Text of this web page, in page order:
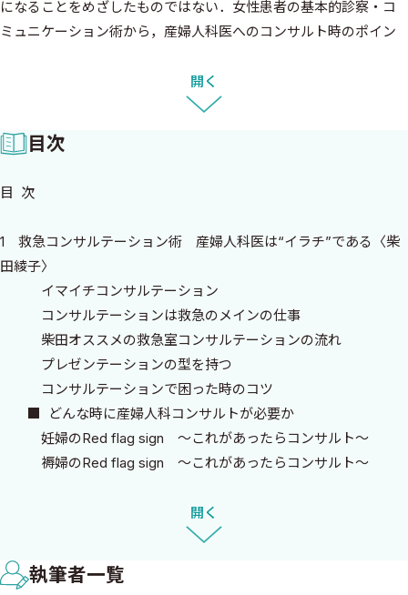
になることをめざしたものではない．女性患者の基本的診察・コ
ミュニケーション術から，産婦人科医へのコンサルト時のポイン
ど，女性患者の診察に関わる姿勢が網羅されている．救急外来の
場だけをやりすごすのでなく，その患者さんの今後の健康を広く
長いスパンで見据えた診療を行うという「女性を診る医師」とし
て重要な目標に向かう道筋を示すという方針が通底している．真
ある．「救急の本なのに，なんでここまで書いてあるの？」という
い．「女性を診る医師」は産婦人科に限らない．プライマリ・ケ
ア医，総合診療医，内科医，一般開業医，また女性ケアに携わる
他の職種も，本書に網羅される視点を持つことで女性患者さんに
大きなメリットをもたらすことができるだろう．
著者の柴田綾子氏，水谷佳敬氏は，今後日本の女性診療をグレー
ドアップしていく気鋭の若手医師である．各章で柴田氏は「産婦
人科医から」，水谷氏は「プライマリ・ケア医から」としてそれ
ぞれアドバイスを述べているが，二人とも産婦人科とプライマリ・
ケアのつなぎ役として双方に関して学び研鑽している．「教える
ことは学ぶこと」のとおり，自己研鑽が教育・発信への熱意とな
気さくな指導医と一緒だと楽しいだろうな」と思わせる二人の語
り口は，救急外来で，研修現場で，あなたを孤独から救ってくれる
だろう．本書を手にした皆さんがあらたな学びや発見を得，女性診
開く
目次
目 次
1 救急コンサルテーション術 産婦人科医は“イラチ”である〈柴
田綾子〉
イマイチコンサルテーション
コンサルテーションは救急のメインの仕事
柴田オススメの救急室コンサルテーションの流れ
プレゼンテーションの型を持つ
コンサルテーションで困った時のコツ
■ どんな時に産婦人科コンサルトが必要か
妊婦のRed flag sign 〜これがあったらコンサルト〜
褥婦のRed flag sign 〜これがあったらコンサルト〜
2 月経歴と性交歴の聞き方とコツ 女性マスターになる！！〈柴
田綾子〉
開く
執筆者一覧